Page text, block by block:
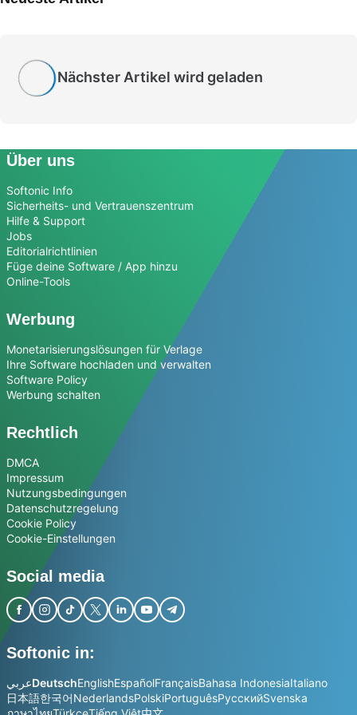
Nächster Artikel wird geladen
Über uns
Softonic Info
Sicherheits- und Vertrauenszentrum
Hilfe & Support
Jobs
Editorialrichtlinien
Füge deine Software / App hinzu
Online-Tools
Werbung
Monetarisierungslösungen für Verlage
Ihre Software hochladen und verwalten
Software Policy
Werbung schalten
Rechtlich
DMCA
Impressum
Nutzungsbedingungen
Datenschutzregelung
Cookie Policy
Cookie-Einstellungen
Social media
Softonic in:
عربيDeutschEnglishEspañolFrançaisBahasa IndonesiaItaliano
日本語한국어NederlandsPolskiPortuguêsРусскийSvenska